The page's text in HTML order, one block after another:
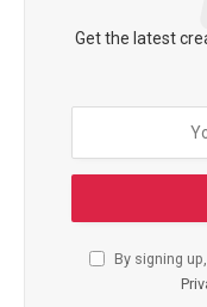
Get the latest
By signing